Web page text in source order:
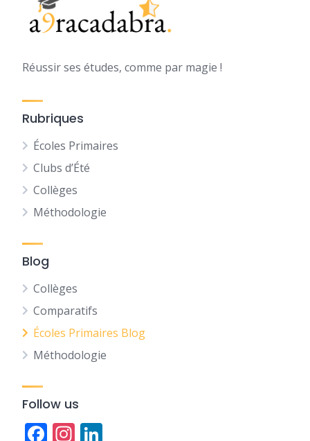
Réussir ses études, comme par magie !
Rubriques
Écoles Primaires
Clubs d’Été
Collèges
Méthodologie
Blog
Collèges
Comparatifs
Écoles Primaires Blog
Méthodologie
Follow us
Facebook
Instagram